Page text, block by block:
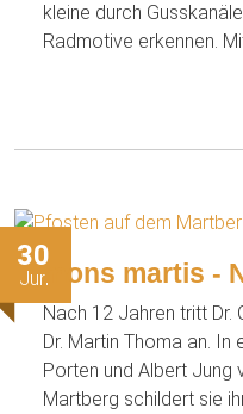
kleine durch
Radmotive erkennen.
30
Junmons martis -
Nach 12 Jahren tritt Dr.
Dr. Martin Thoma an.
Porten und Albert Jung
Martberg schildert sie